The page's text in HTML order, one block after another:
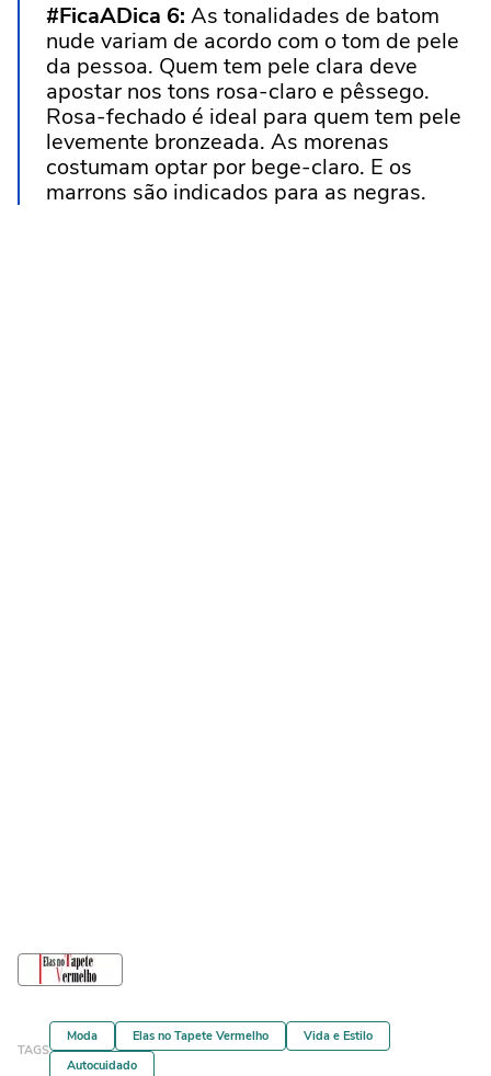
#FicaADica 6: As tonalidades de batom
nude variam de acordo com o tom de pele
da pessoa. Quem tem pele clara deve
apostar nos tons rosa-claro e pêssego.
Rosa-fechado é ideal para quem tem pele
levemente bronzeada. As morenas
costumam optar por bege-claro. E os
marrons são indicados para as negras.
TAGS
Moda Elas no Tapete Vermelho
Vida e Estilo
Autocuidado